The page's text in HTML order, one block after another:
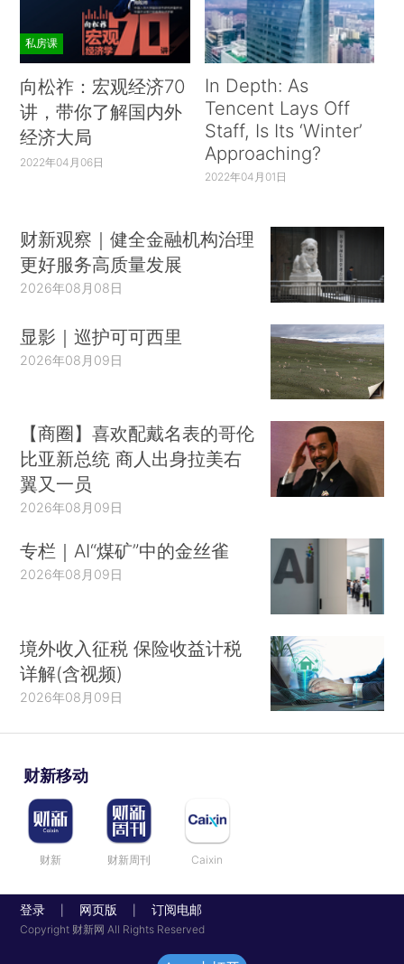
私房课
向松祚：宏观经济70
讲，带你了解国内外
经济大局
2022年04月06日
In Depth: As
Tencent Lays Off
Staff, Is Its ‘Winter’
Approaching?
2022年04月01日
财新观察｜健全金融机构治理
更好服务高质量发展
2026年08月08日
显影｜巡护可可西里
2026年08月09日
【商圈】喜欢配戴名表的哥伦
比亚新总统 商人出身拉美右
翼又一员
2026年08月09日
专栏｜AI“煤矿”中的金丝雀
2026年08月09日
境外收入征税 保险收益计税
详解(含视频)
2026年08月09日
财新移动
财新 财新周刊 Caixin
登录 网页版 订阅电邮
Copyright 财新网 All Rights Reserved